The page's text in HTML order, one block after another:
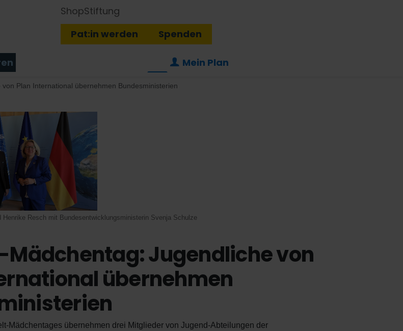
Mein Plan
Pat:in werden Spenden
ShopStiftung
Plan International übernehmen Bundesministerien
Henrike Resch mit Bundesentwicklungsministerin Svenja Schulze
Mädchentag: Jugendliche von
übernehmen
Mädchentages übernehmen drei Mitglieder von Jugend-Abteilungen der